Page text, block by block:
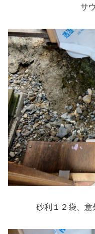
サ
砂利１２袋、意